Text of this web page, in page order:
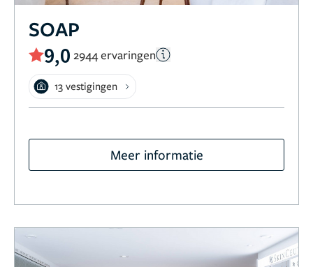
SOAP
9,0 2944 ervaringen
13 vestigingen
Meer informatie